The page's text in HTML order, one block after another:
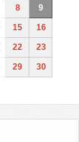
8
9
15
16
22
23
29
30